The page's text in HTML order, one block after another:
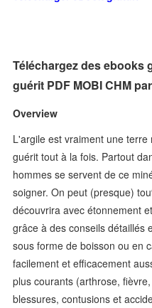
Téléchargez des ebooks
guérit PDF MOBI CHM
Overview
L'argile est vraiment une
guérit tout à la fois. Partout
hommes se servent de ce
soigner. On peut (presque)
découvrira avec étonnement
grâce à des conseils détaillés
sous forme de boisson ou en
facilement et efficacement
plus courants (arthrose,
blessures, contusions et